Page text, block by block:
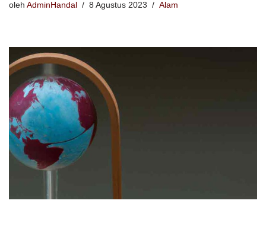
oleh AdminHandal 8 Agustus 2023 Alam